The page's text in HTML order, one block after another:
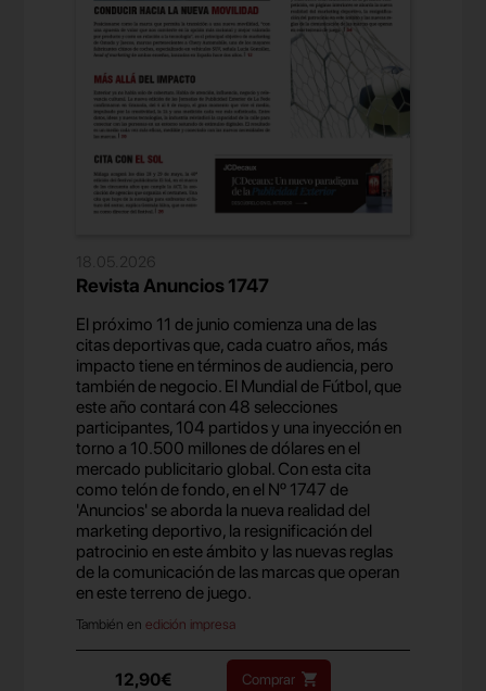
18.05.2026
Revista Anuncios 1747
El próximo 11 de junio comienza una de las
citas deportivas que, cada cuatro años, más
impacto tiene en términos de audiencia, pero
también de negocio. El Mundial de Fútbol, que
este año contará con 48 selecciones
participantes, 104 partidos y una inyección en
torno a 10.500 millones de dólares en el
mercado publicitario global. Con esta cita
como telón de fondo, en el Nº 1747 de
'Anuncios' se aborda la nueva realidad del
marketing deportivo, la resignificación del
patrocinio en este ámbito y las nuevas reglas
de la comunicación de las marcas que operan
en este terreno de juego.
También enedición impresa
12,90€ Comprar